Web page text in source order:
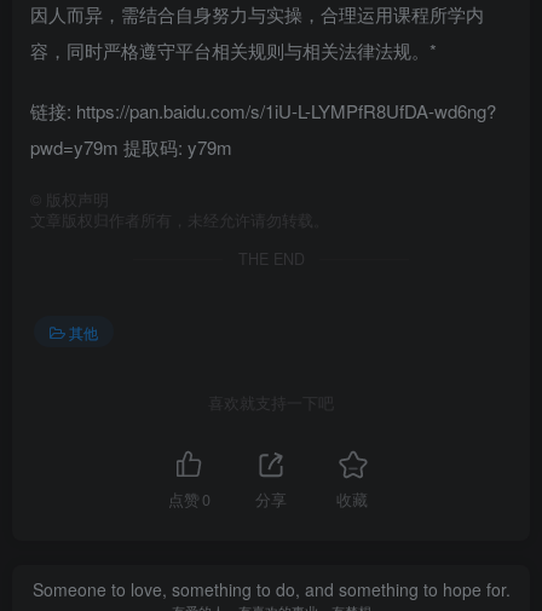
因人而异，需结合自身努力与实操，合理运用课程所学内
容，同时严格遵守平台相关规则与相关法律法规。*
链接: https://pan.baidu.com/s/1iU-L-LYMPfR8UfDA-wd6ng?
pwd=y79m 提取码: y79m
版权声明
文章版权归作者所有，未经允许请勿转载。
THE END
其他
喜欢就支持一下吧
点赞 0 分享 收藏
Someone to love, something to do, and something to hope for.